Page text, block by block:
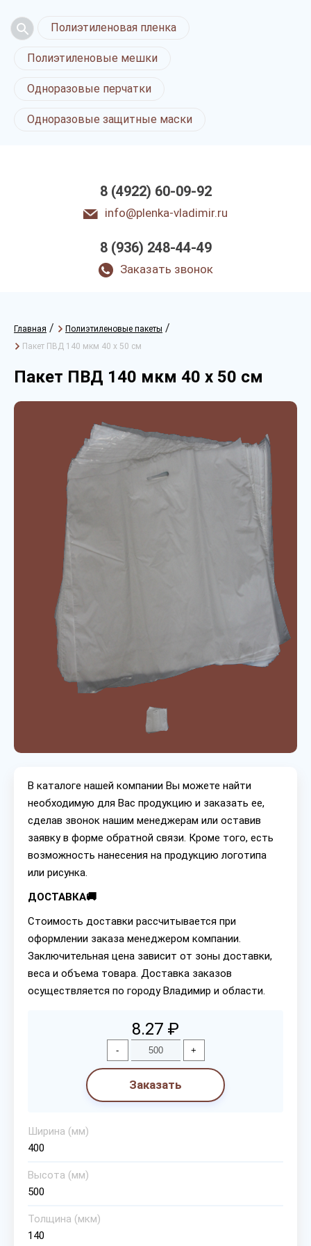
Полиэтиленовая пленка
Полиэтиленовые мешки
Одноразовые перчатки
Одноразовые защитные маски
8 (4922) 60-09-92
info@plenka-vladimir.ru
8 (936) 248-44-49
Заказать звонок
Главная / Полиэтиленовые пакеты /
Пакет ПВД 140 мкм 40 х 50 см
Пакет ПВД 140 мкм 40 х 50 см
В каталоге нашей компании Вы можете найти
необходимую для Вас продукцию и заказать ее,
сделав звонок нашим менеджерам или оставив
заявку в форме обратной связи. Кроме того, есть
возможность нанесения на продукцию логотипа
или рисунка.
ДОСТАВКА🚚
Стоимость доставки рассчитывается при
оформлении заказа менеджером компании.
Заключительная цена зависит от зоны доставки,
веса и объема товара. Доставка заказов
осуществляется по городу Владимир и области.
8.27 ₽
- +
Заказать
Ширина (мм)
400
Высота (мм)
500
Толщина (мкм)
140